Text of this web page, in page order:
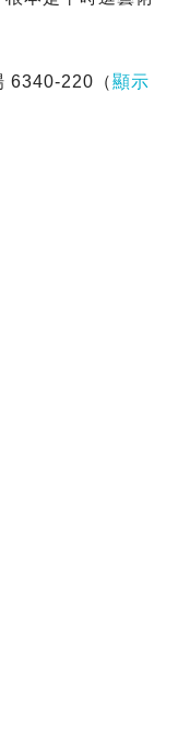
6340-220（顯示